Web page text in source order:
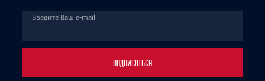
Введите Ваш e-mail
ПОДПИСАТЬСЯ